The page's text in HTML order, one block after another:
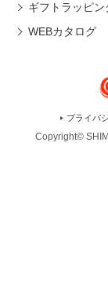
ギフトラッピン
WEBカタログ
プライバ
Copyright©